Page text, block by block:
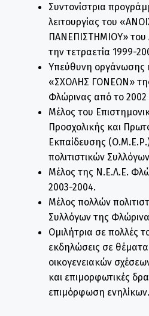
Συντονίστρια
λειτουργίας του
ΠΑΝΕΠΙΣΤΗΜΙΟΥ» του
την τετραετία 1999-
Υπεύθυνη οργάνωσης
«ΣΧΟΛΗΣ ΓΟΝΕΩΝ»
Φλώρινας από το 2002
Μέλος του
Προσχολικής και
Εκπαίδευσης
πολιτιστικών
Μέλος της Ν.Ε.Λ.Ε.
2003-2004.
Μέλος πολλών
Συλλόγων της
Ομιλήτρια σε πολλές
εκδηλώσεις σε θέματα
οικογενειακών
και επιμορφωτικές
επιμόρφωση ενηλίκων.